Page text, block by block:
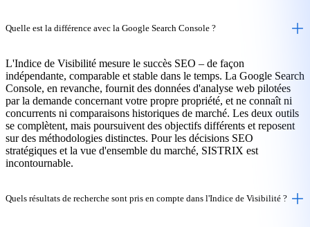
Quelle est la différence avec la Google Search Console ?
L'Indice de Visibilité mesure le succès SEO – de façon
indépendante, comparable et stable dans le temps. La Google Search
Console, en revanche, fournit des données d'analyse web pilotées
par la demande concernant votre propre propriété, et ne connaît ni
concurrents ni comparaisons historiques de marché. Les deux outils
se complètent, mais poursuivent des objectifs différents et reposent
sur des méthodologies distinctes. Pour les décisions SEO
stratégiques et la vue d'ensemble du marché, SISTRIX est
incontournable.
Quels résultats de recherche sont pris en compte dans l'Indice de Visibilité ?